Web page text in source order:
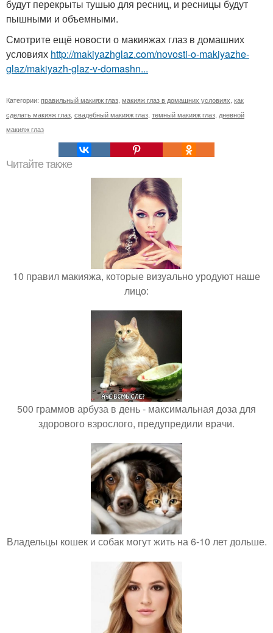
будут перекрыты тушью для ресниц, и ресницы будут
пышными и объемными.
Смотрите ещё новости о макияжах глаз в домашних
условиях http://makiyazhglaz.com/novosti-o-makiyazhe-
glaz/makiyazh-glaz-v-domashn...
Категории: правильный макияж глаз макияж глаз в домашних условиях как
сделать макияж глаз свадебный макияж глаз темный макияж глаз дневной
макияж глаз
Читайте также
10 правил макияжа, которые визуально уродуют наше
лицо:
500 граммов арбуза в день - максимальная доза для
здорового взрослого, предупредили врачи.
Владельцы кошек и собак могут жить на 6-10 лет дольше.